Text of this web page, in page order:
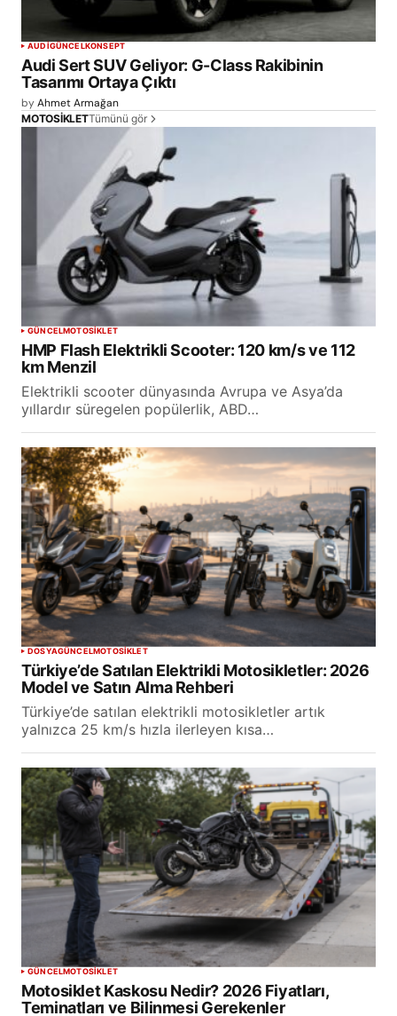
AUDIGÜNCELKONSEPT
Audi Sert SUV Geliyor: G-Class Rakibinin
Tasarımı Ortaya Çıktı
byAhmet Armağan
MOTOSİKLETTümünü gör
GÜNCELMOTOSİKLET
HMP Flash Elektrikli Scooter: 120 km/s ve 112
km Menzil
Elektrikli scooter dünyasında Avrupa ve Asya’da
yıllardır süregelen popülerlik, ABD…
DOSYAGÜNCELMOTOSİKLET
Türkiye’de Satılan Elektrikli Motosikletler: 2026
Model ve Satın Alma Rehberi
Türkiye’de satılan elektrikli motosikletler artık
yalnızca 25 km/s hızla ilerleyen kısa…
GÜNCELMOTOSİKLET
Motosiklet Kaskosu Nedir? 2026 Fiyatları,
Teminatları ve Bilinmesi Gerekenler